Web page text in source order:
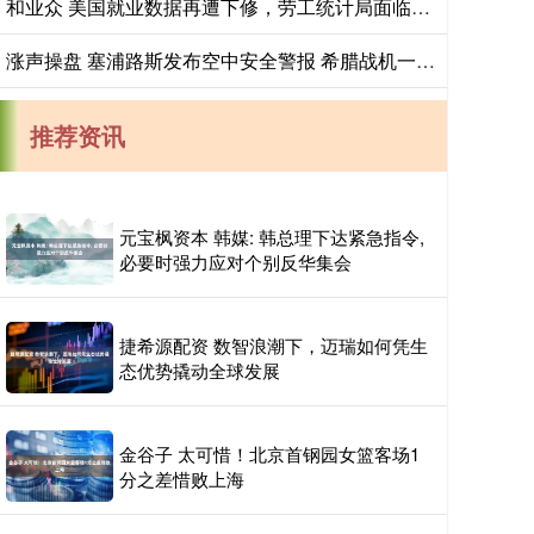
和业众 美国就业数据再遭下修，劳工统计局面临批评
涨声操盘 塞浦路斯发布空中安全警报 希腊战机一度紧急升空应对
推荐资讯
元宝枫资本 韩媒: 韩总理下达紧急指令,
必要时强力应对个别反华集会
捷希源配资 数智浪潮下，迈瑞如何凭生
态优势撬动全球发展
金谷子 太可惜！北京首钢园女篮客场1
分之差惜败上海